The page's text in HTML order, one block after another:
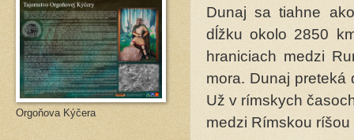
Dunaj sa tiahne
dĺžku okolo 2850
hraniciach medzi
mora. Dunaj preteká
Už v rímskych
medzi Rímskou
Orgoňova Kýčera